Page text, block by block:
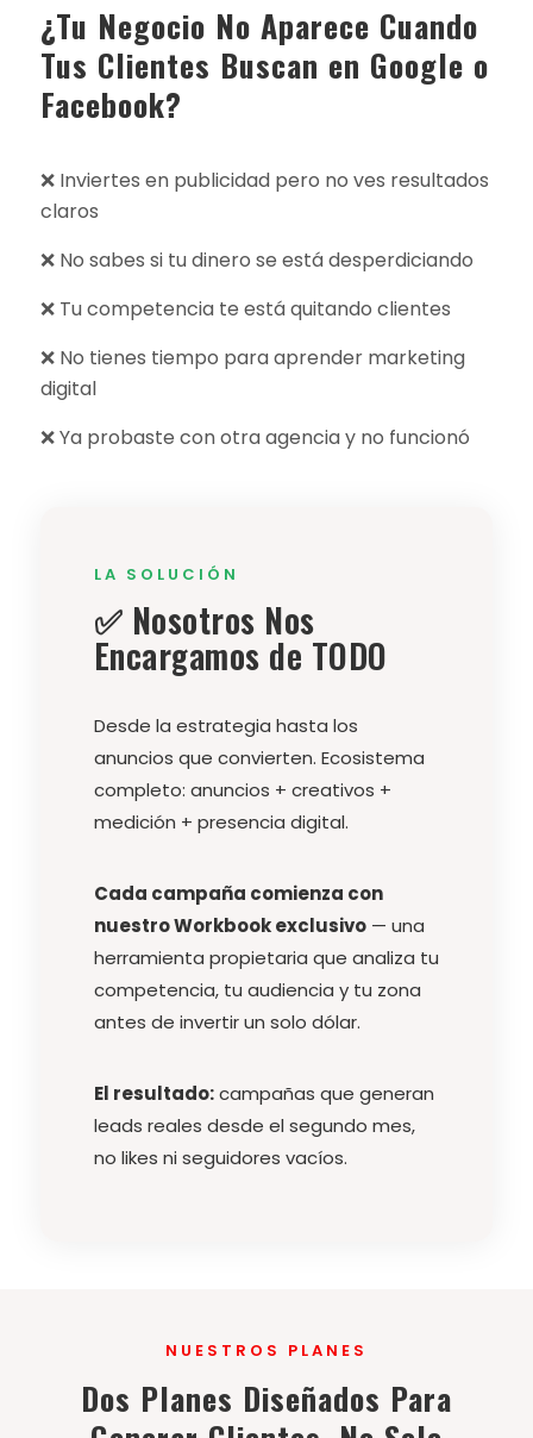
¿Tu Negocio No Aparece Cuando
Tus Clientes Buscan en Google o
Facebook?
❌ Inviertes en publicidad pero no ves resultados
claros
❌ No sabes si tu dinero se está desperdiciando
❌ Tu competencia te está quitando clientes
❌ No tienes tiempo para aprender marketing
digital
❌ Ya probaste con otra agencia y no funcionó
LA SOLUCIÓN
✅ Nosotros Nos
Encargamos de TODO
Desde la estrategia hasta los
anuncios que convierten. Ecosistema
completo: anuncios + creativos +
medición + presencia digital.
Cada campaña comienza con
nuestro Workbook exclusivo— una
herramienta propietaria que analiza tu
competencia, tu audiencia y tu zona
antes de invertir un solo dólar.
El resultado:campañas que generan
leads reales desde el segundo mes,
no likes ni seguidores vacíos.
NUESTROS PLANES
Dos Planes Diseñados Para